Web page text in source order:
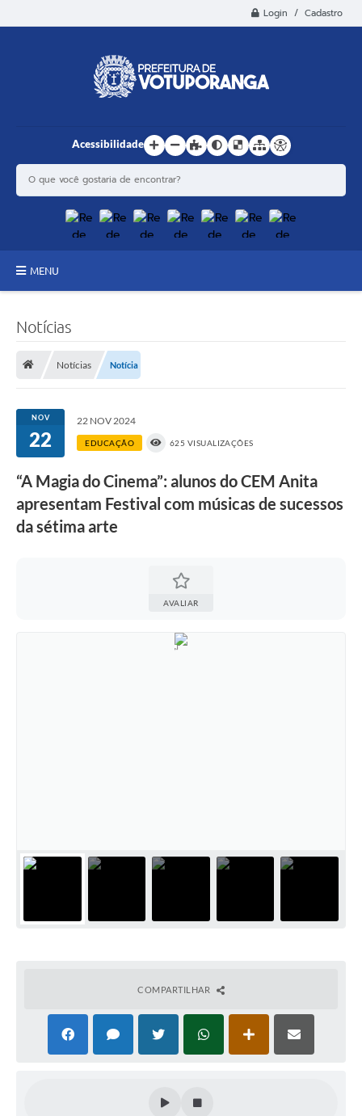
Login / Cadastro
Acessibilidade
MENU
A História
Notícias
Diário Oficial
Prestação de Contas
Notícias
Notícias Notícia
NOV
22
22 NOV 2024
EDUCAÇÃO 625 VISUALIZAÇÕES
“A Magia do Cinema”: alunos do CEM Anita
apresentam Festival com músicas de sucessos
da sétima arte
AVALIAR
COMPARTILHAR